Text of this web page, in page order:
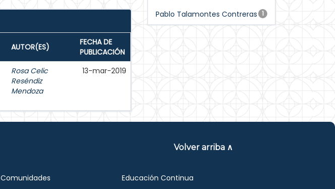
AUTOR(ES)
FECHA DE
PUBLICACIÓN
Rosa Celic
Reséndiz
Mendoza
13-mar-2019
1
Pablo Talamontes Contreras
Volver arriba ∧
Comunidades
Educación Continua